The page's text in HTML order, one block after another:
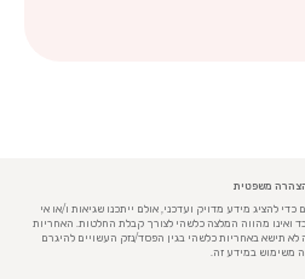
משפטית
להציג מידע מדויק ועדכני, אולם ייתכנו שגיאות ו/או אי
ואינו מהווה המלצה כלשהי לצורך קבלת החלטות. האחריות
תישא באחריות כלשהי בגין הפסד/נזק העשויים להיגרם
משימוש במידע זה.